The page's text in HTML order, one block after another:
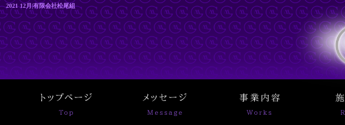
2021 12月|有限会社松尾組